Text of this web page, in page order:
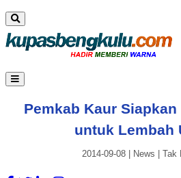
Pemkab Kaur
untuk Lembah
2014-09-08| News Tak